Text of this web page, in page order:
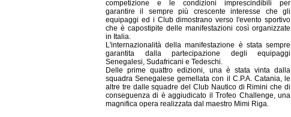
competizione e le condizioni imprescindibili per
garantire il sempre più crescente interesse che gli
equipaggi ed i Club dimostrano verso l'evento sportivo
che è capostipite delle manifestazioni così organizzate
in Italia.
L'internazionalità della manifestazione è stata sempre
garantita dalla partecipazione degli equipaggi
Senegalesi, Sudafricani e Tedeschi.
Delle prime quattro edizioni, una è stata vinta dalla
squadra Senegalese gemellata con il C.P.A. Catania, le
altre tre dalle squadre del Club Nautico di Rimini che di
conseguenza di è aggiudicato il Trofeo Challenge, una
magnifica opera realizzata dal maestro Mimi Riga.